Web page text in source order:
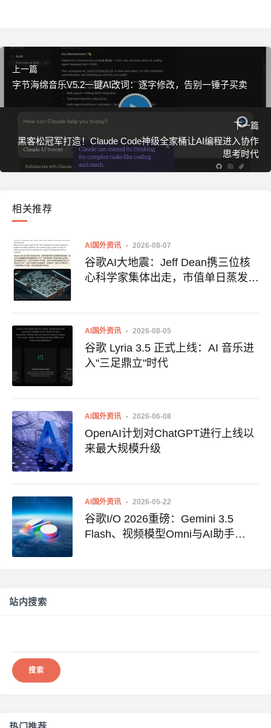
上一篇
字节海绵音乐V5.2一键AI改词：逐字修改，告别一锤子买卖
下一篇
黑客松冠军打造！Claude Code神级全家桶让AI编程进入协作
思考时代
相关推荐
AI国外资讯 2026-08-07
谷歌AI大地震：Jeff Dean携三位核
心科学家集体出走，市值单日蒸发
AI国外资讯 2026-08-05
谷歌 Lyria 3.5 正式上线：AI 音乐进
入"三足鼎立"时代
AI国外资讯 2026-06-08
OpenAI计划对ChatGPT进行上线以
来最大规模升级
AI国外资讯 2026-05-22
谷歌I/O 2026重磅：Gemini 3.5
Flash、视频模型Omni与AI助手
站内搜索